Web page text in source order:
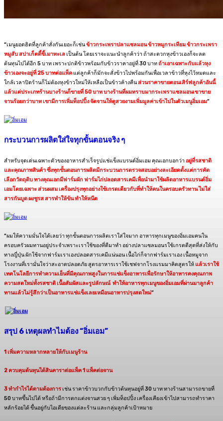
“เมนูยอดฮิตที่ลูกค้าสั่งกันเยอะก็เช่นข้าวกระเพราปลาแซลมอน ข้าวหมูกระเทียม ข้าวกระเพรา
หมูสับ สปาเก็ตตี้ขี้เมาทะเลเป็นต้น โดยเราจะแนะนำลูกค้าว่า ถ้าสะดวกหุงข้าวเองก็จะลด
ต้นทุนไปได้อีก 5 บาท เพราะปกติข้าวพร้อมกับข้าวราคาอยู่ที่ 30 บาทถ้าเอาเฉพาะกับแล้วหุง
ข้าวเองจะอยู่ที่ 25 บาทต่อแพ็ค แต่ลูกค้าก็มักจะสั่งข้าวไปพร้อมกันเพื่อเวลาข้าวที่หุงไว้หมดและ
ใกล้เวลาปิดร้านก็ไม่ต้องหุงข้าวใหม่ให้เหลือเป็นข้าวค้างคืนส่วนราคาขายตอนเสิร์ฟลูกค้าอันนี้
แล้วแต่ประเภทร้านบางร้านก็ขายที่ 50 บาท บางร้านที่ผมทราบมากระเพราแซลมอนเขาขาย
จานร้อยกว่าบาท เขามีการเพิ่มท็อปปิ้ง จัดจานให้ดูสวยงามเพิ่มมูลค่าเข้าไปในตัวเมนูอิ่มเอม”
กระบวนการผลิตใส่ใจทุกขั้นตอนจริง ๆ
สำหรับจุดเด่นเฉพาะตัวของอาหารสำเร็จรูปแช่แข็งแบรนด์อิ่มเอม คุณเอกบอกว่า อยู่ที่รสชาติ
และคุณภาพสินค้า ซึ่งทุกขั้นตอนการผลิตมีกระบวนการตรวจสอบอย่างละเอียดตั้งแต่การคัด
เลือกวัตถุดิบ ทางคุณเอกมีฟาร์มผัก ฟาร์มไก่ปลอดสารเคมีเพื่อนำมาใช้ผลิตอาหารแบรนด์อิ่ม
เอมโดยเฉพาะ ส่วนผสม เครื่องปรุงทุกอย่างใช้เกรดเดียวกับที่ทำให้คนในครอบครัวทาน ไม่ใส่
สารกันบูด ผงชูรส สารทำให้ข้น ทำให้หนืด
“ผมให้ความมั่นใจได้เลยว่า ทุกขั้นตอนการผลิตเราใส่ใจมาก อาหารทุกเมนูของอิ่มเอมคนใน
ครอบครัวผมทานอยู่ประจำเพราะเราใช้ของที่ดีมาทำ อย่างปลาแซลมอนรใช้เกรดดีสุดที่ส่งให้กับ
ทางญี่ปุ่น ผักใช้จากฟาร์มเราเองปลอดสารเคมีแน่นอน เนื้อไก่ก็จากฟาร์มเราเอง เนื้อหมูจาก
โรงงานที่เรามั่นใจว่าสะอาดปลอดภัย สูตรอาหารเราใช้เชฟจากโรงแรมมาคิดสูตรให้ แล้วเราใช้
เทคโนโลยีการทำความเย็นที่มีคุณภาพสูงในการแช่แข็งอาหารเพื่อรักษาให้อาหารคงคุณภาพ
ความสดใหม่ทั้งรสชาติ เนื้อสัมผัสและรูปลักษณ์ ทำให้อาหารทุกเมนูของอิ่มเอมที่ผ่านมาลูกค้า
ทานแล้วไม่รู้สึกว่าเป็นอาหารแช่แข็งเลยเหมือนอาหารปรุงสดใหม่”
สรุป 6 เหตุผลทำไมต้อง “อิ่มเอม”
1 เพิ่มความหลากหลายให้กับเมนูร้าน
2 ควบคุมต้นทุนได้สินคาราต่อแพ็ค 1 แพ็คต่อจาน
3 ทำกำไรได้ตามต้องการเช่น ราคาข้าวบวกกับข้าวต้นทุนอยู่ที่ 30 บาท ทางร้านสามารถขายที่
50 บาทขึ้นไปได้ หรือถ้ามีการตกแต่งจานสวย ๆ เพิ่มท็อปปิ้ง เครื่องเคียงเข้าไปสามารถทำราคา
หลักร้อยได้ ขึ้นอยู่กับไอเดียของแต่ละร้าน และกลุ่มลูกค้าเป้าหมาย